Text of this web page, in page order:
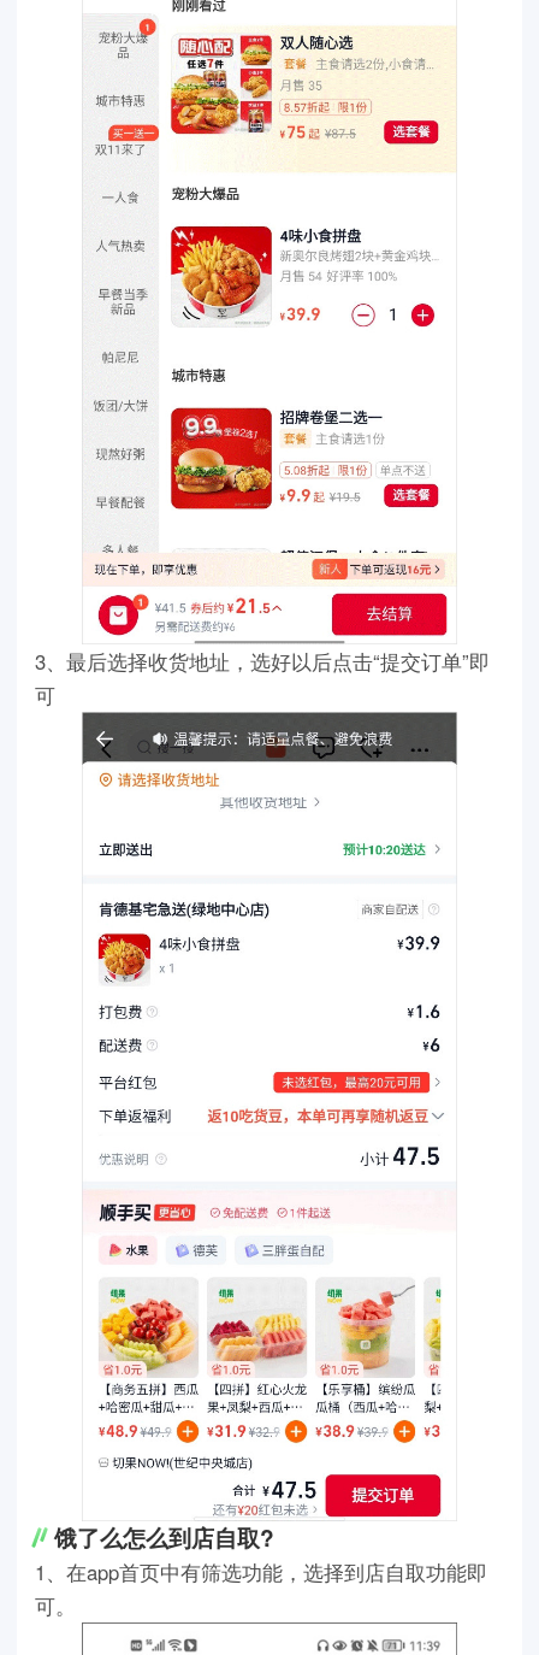
3、最后选择收货地址，选好以后点击“提交订单”即
可
饿了么怎么到店自取?
1、在app首页中有筛选功能，选择到店自取功能即
可。